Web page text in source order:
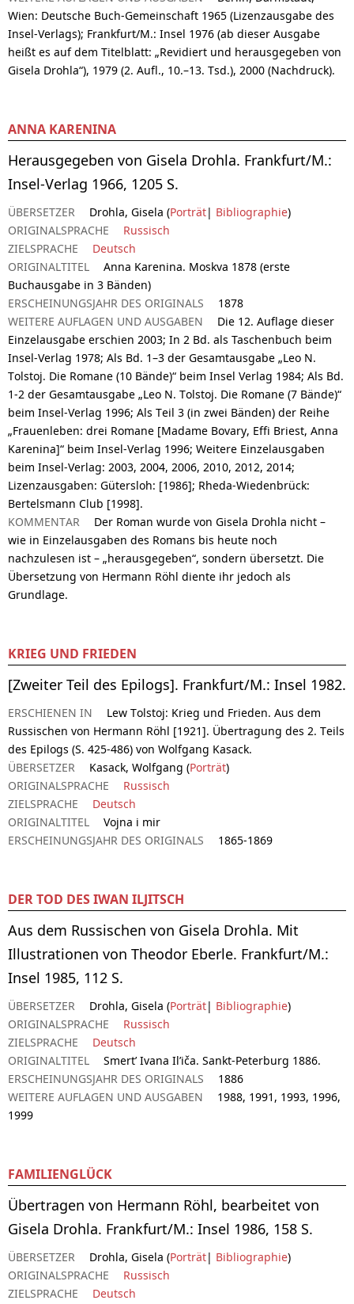
Wien: Deutsche Buch-Gemeinschaft 1965 (Lizenzausgabe des
Insel-Verlags); Frankfurt/M.: Insel 1976 (ab dieser Ausgabe
heißt es auf dem Titelblatt: „Revidiert und herausgegeben von
Gisela Drohla“), 1979 (2. Aufl., 10.–13. Tsd.), 2000 (Nachdruck).
ANNA KARENINA
Herausgegeben von Gisela Drohla. Frankfurt/M.:
Insel-Verlag 1966, 1205 S.
ÜBERSETZER Drohla, Gisela (Porträt| Bibliographie)
ORIGINALSPRACHE
Russisch
ZIELSPRACHE
Deutsch
ORIGINALTITEL
Anna Karenina. Moskva 1878 (erste
Buchausgabe in 3 Bänden)
ERSCHEINUNGSJAHR DES ORIGINALS
1878
WEITERE AUFLAGEN UND AUSGABEN
Die 12. Auflage dieser
Einzelausgabe erschien 2003; In 2 Bd. als Taschenbuch beim
Insel-Verlag 1978; Als Bd. 1–3 der Gesamtausgabe „Leo N.
Tolstoj. Die Romane (10 Bände)“ beim Insel Verlag 1984; Als Bd.
1-2 der Gesamtausgabe „Leo N. Tolstoj. Die Romane (7 Bände)“
beim Insel-Verlag 1996; Als Teil 3 (in zwei Bänden) der Reihe
„Frauenleben: drei Romane [Madame Bovary, Effi Briest, Anna
Karenina]“ beim Insel-Verlag 1996; Weitere Einzelausgaben
beim Insel-Verlag: 2003, 2004, 2006, 2010, 2012, 2014;
Lizenzausgaben: Gütersloh: [1986]; Rheda-Wiedenbrück:
Bertelsmann Club [1998].
KOMMENTAR
Der Roman wurde von Gisela Drohla nicht –
wie in Einzelausgaben des Romans bis heute noch
nachzulesen ist – „herausgegeben“, sondern übersetzt. Die
Übersetzung von Hermann Röhl diente ihr jedoch als
Grundlage.
KRIEG UND FRIEDEN
[Zweiter Teil des Epilogs]. Frankfurt/M.: Insel 1982.
ERSCHIENEN IN
Lew Tolstoj: Krieg und Frieden. Aus dem
Russischen von Hermann Röhl [1921]. Übertragung des 2. Teils
des Epilogs (S. 425-486) von Wolfgang Kasack.
ÜBERSETZER
Kasack, Wolfgang (Porträt)
ORIGINALSPRACHE
Russisch
ZIELSPRACHE
Deutsch
ORIGINALTITEL
Vojna i mir
ERSCHEINUNGSJAHR DES ORIGINALS
1865-1869
DER TOD DES IWAN ILJITSCH
Aus dem Russischen von Gisela Drohla. Mit
Illustrationen von Theodor Eberle. Frankfurt/M.:
Insel 1985, 112 S.
ÜBERSETZER Drohla, Gisela (Porträt| Bibliographie)
ORIGINALSPRACHE
Russisch
ZIELSPRACHE
Deutsch
ORIGINALTITEL
Smert’ Ivana Il’iča. Sankt-Peterburg 1886.
ERSCHEINUNGSJAHR DES ORIGINALS
1886
WEITERE AUFLAGEN UND AUSGABEN
1988, 1991, 1993, 1996,
1999
FAMILIENGLÜCK
Übertragen von Hermann Röhl, bearbeitet von
Gisela Drohla. Frankfurt/M.: Insel 1986, 158 S.
ÜBERSETZER Drohla, Gisela (Porträt| Bibliographie)
ORIGINALSPRACHE
Russisch
ZIELSPRACHE
Deutsch